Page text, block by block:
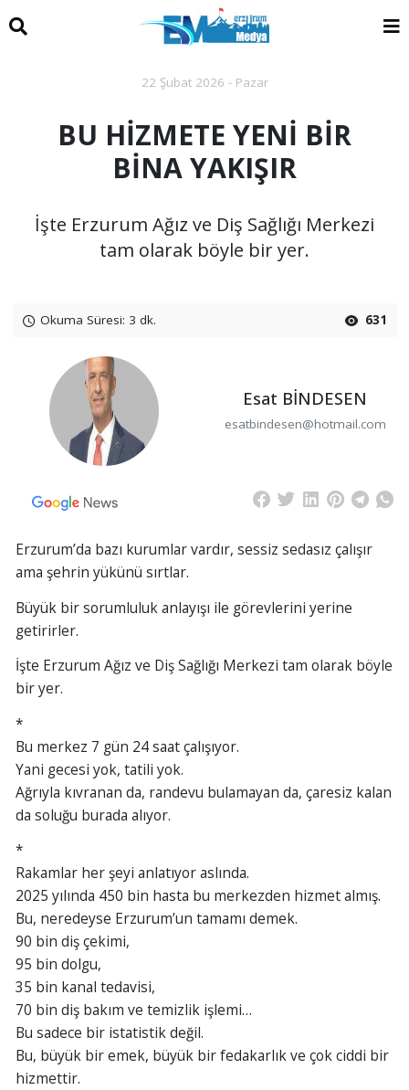
22 Şubat 2026 - Pazar
BU HİZMETE YENİ BİR
BİNA YAKIŞIR
İşte Erzurum Ağız ve Diş Sağlığı Merkezi
tam olarak böyle bir yer.
Okuma Süresi: 3 dk. 631
Esat BİNDESEN
esatbindesen@hotmail.com
Erzurum’da bazı kurumlar vardır, sessiz sedasız çalışır
ama şehrin yükünü sırtlar.
Büyük bir sorumluluk anlayışı ile görevlerini yerine
getirirler.
İşte Erzurum Ağız ve Diş Sağlığı Merkezi tam olarak böyle
bir yer.
*
Bu merkez 7 gün 24 saat çalışıyor.
Yani gecesi yok, tatili yok.
Ağrıyla kıvranan da, randevu bulamayan da, çaresiz kalan
da soluğu burada alıyor.
*
Rakamlar her şeyi anlatıyor aslında.
2025 yılında 450 bin hasta bu merkezden hizmet almış.
Bu, neredeyse Erzurum’un tamamı demek.
90 bin diş çekimi,
95 bin dolgu,
35 bin kanal tedavisi,
70 bin diş bakım ve temizlik işlemi…
Bu sadece bir istatistik değil.
Bu, büyük bir emek, büyük bir fedakarlık ve çok ciddi bir
hizmettir.